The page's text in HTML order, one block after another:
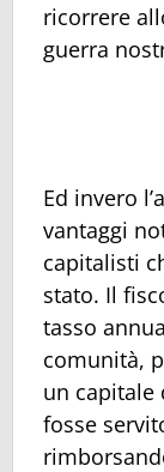
ricorrere
guerra
Ed invero
vantaggi
capitalisti
stato. Il
tasso
comunità,
un capitale
fosse